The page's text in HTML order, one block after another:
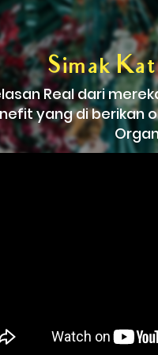
Simak
Real dari
yang di berikan